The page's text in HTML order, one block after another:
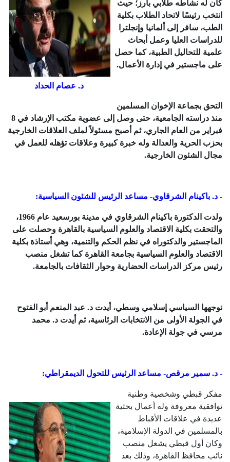
د. عصام الحداد
كان له نشاطه طلابي بارز؛ حيث
انتخب رئيسًا لاتحاد الطلاب بكلية
الطب، سافر إلى ألمانيا وإنجلترا
للدراسات العليا وعمل أبحاث
علمية للتحاليل الطبية، كما حصل
على ماجستير في إدارة الأعمال.
التحق بجماعة الإخوان المسلمين
منذ دراسته الجامعية، حتى وصل إلى عضوية مكتب الإرشاد في 8
فبراير من العام الجاري، ثم أصبح مسئولاً لملف العلاقات الخارجية
بحزب الحرية والعدالة وله خبرة كبيرة وعلاقات تؤهله للعمل في
مجال الشئون الخارجية.
- د. باكينام الشرقاوي- مساعد الرئيس للشئون السياسية:
ولدت الدكتورة باكينام الشرقاوي في مدينة بورسعيد عام 1966،
والتحقت بكلية الاقتصاد والعلوم السياسية بالقاهرة وحصلت على
الماجستير والدكتوراه في نظم الحكم والتنمية، وهي أستاذة بكلية
الاقتصاد والعلوم السياسية بجامعة القاهرة كما تشغل منصب
رئيس مركز الدراسات الحضارية وحوار الثقافات بالجامعة.
توجهها السياسي إسلامي وسطي، أيدت د. عبد المنعم أبو الفتوح
في الجولة الأولى من الانتخابات الرئاسية، ثم أيدت د. محمد
مرسي في جولة الإعادة.
- د. سمير مرقص- مساعد الرئيس للتحول الديمقراطي:
مفكر قبطي وشخصية وطنية
توافقية معروفة وله أعمال بحثية
عديدة في علاقات الأقباط
بالمسلمين في الدولة الإسلامية،
وكان أول قبطي يشغل منصب
نائب محافظ القاهرة، وذلك بعد